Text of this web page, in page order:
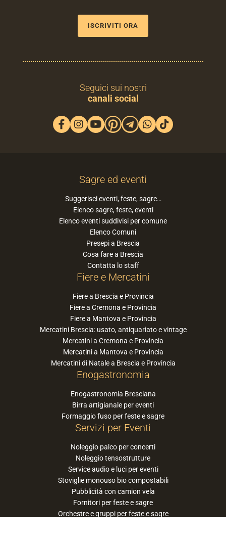
ISCRIVITI ORA
Seguici sui nostri
canali social
Sagre ed eventi
Suggerisci eventi, feste, sagre…
Elenco sagre, feste, eventi
Elenco eventi suddivisi per comune
Elenco Comuni
Presepi a Brescia
Cosa fare a Brescia
Contatta lo staff
Fiere e Mercatini
Fiere a Brescia e Provincia
Fiere a Cremona e Provincia
Fiere a Mantova e Provincia
Mercatini Brescia: usato, antiquariato e vintage
Mercatini a Cremona e Provincia
Mercatini a Mantova e Provincia
Mercatini di Natale a Brescia e Provincia
Enogastronomia
Enogastronomia Bresciana
Birra artigianale per eventi
Formaggio fuso per feste e sagre
Servizi per Eventi
Noleggio palco per concerti
Noleggio tensostrutture
Service audio e luci per eventi
Stoviglie monouso bio compostabili
Pubblicità con camion vela
Fornitori per feste e sagre
Orchestre e gruppi per feste e sagre